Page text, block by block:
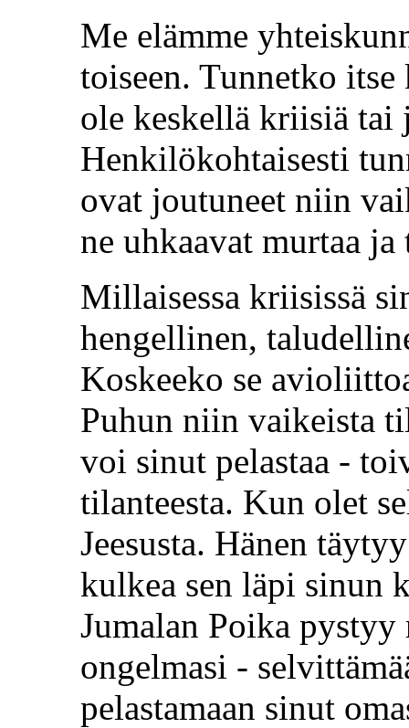
Me elämme
toiseen. Tunnetko
ole keskellä kriisiä
Henkilökohtaisesti
ovat joutuneet niin
ne uhkaavat murtaa
Millaisessa kriisissä
hengellinen,
Koskeeko se
Puhun niin vaikeista
voi sinut pelastaa -
tilanteesta. Kun olet
Jeesusta. Hänen
kulkea sen läpi sinun
Jumalan Poika pystyy
ongelmasi -
pelastamaan sinut